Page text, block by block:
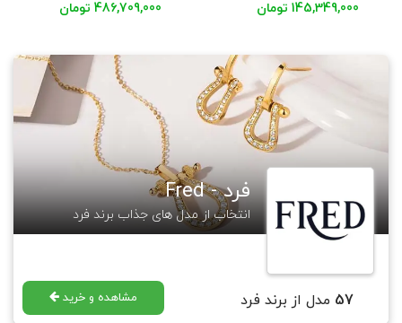
145,349,000 تومان 486,709,000 تومان
فرد - Fred
انتخاب از مدل های جذاب برند فرد
57 مدل از برند فرد مشاهده و خرید